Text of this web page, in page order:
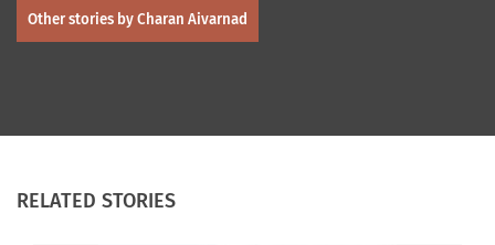
Other stories by Charan Aivarnad
RELATED STORIES